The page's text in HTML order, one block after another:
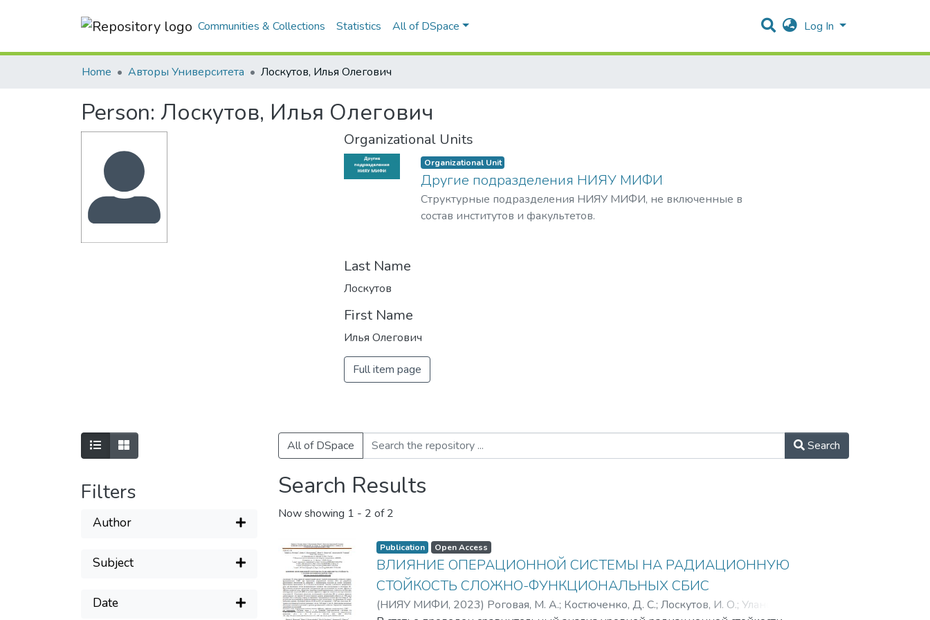
Communities & Collections Statistics All of DSpace Log In
Home Авторы Университета Лоскутов, Илья Олегович
Person: Лоскутов, Илья Олегович
Organizational Units
Organizational Unit
Другие подразделения НИЯУ МИФИ
Структурные подразделения НИЯУ МИФИ, не включенные в
состав институтов и факультетов.
Last Name
Лоскутов
First Name
Илья Олегович
Full item page
Filters
Author
Subject
Date
All of DSpace Search
Search Results
Now showing 1 - 2 of 2
Publication Open Access
ВЛИЯНИЕ ОПЕРАЦИОННОЙ СИСТЕМЫ НА РАДИАЦИОННУЮ
СТОЙКОСТЬ СЛОЖНО-ФУНКЦИОНАЛЬНЫХ СБИС
(НИЯУ МИФИ, 2023) Роговая, М. А.; Костюченко, Д. С.;Лоскутов, И. О.;Уланова, А.